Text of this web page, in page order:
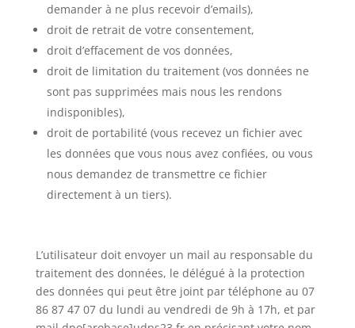
demander à ne plus recevoir d’emails),
droit de retrait de votre consentement,
droit d’effacement de vos données,
droit de limitation du traitement (vos données ne
sont pas supprimées mais nous les rendons
indisponibles),
droit de portabilité (vous recevez un fichier avec
les données que vous nous avez confiées, ou vous
nous demandez de transmettre ce fichier
directement à un tiers).
L’utilisateur doit envoyer un mail au responsable du
traitement des données, le délégué à la protection
des données qui peut être joint par téléphone au 07
86 87 47 07 du lundi au vendredi de 9h à 17h, et par